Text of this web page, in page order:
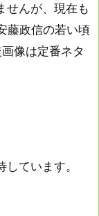
せんが、現在も
藤政信の若い頃
像は定番ネタ
ています。